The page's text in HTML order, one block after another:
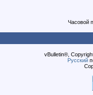
Часовой
vBulletin®,
Русский